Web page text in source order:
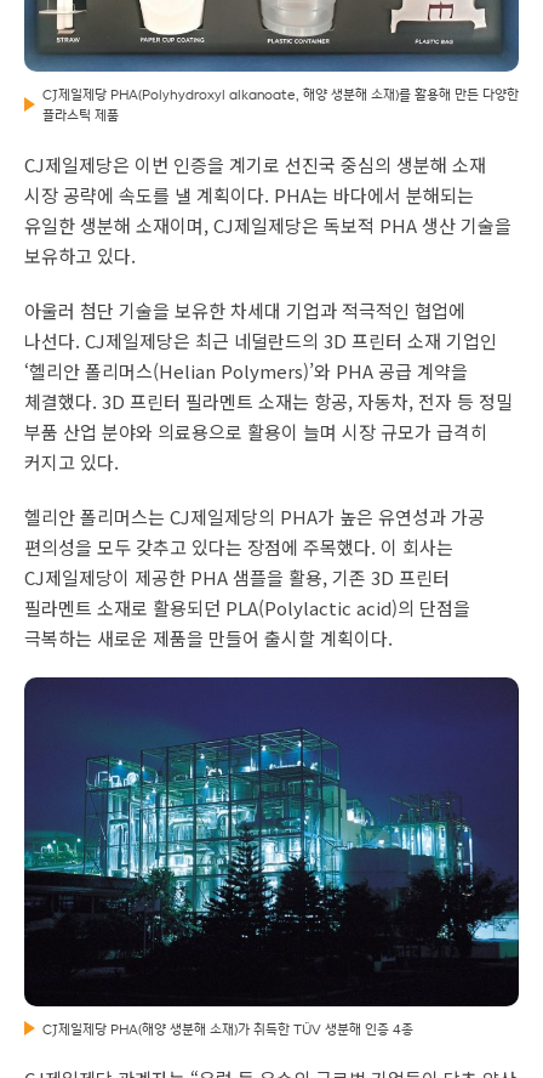
CJ제일제당 PHA(Polyhydroxyl alkanoate, 해양 생분해 소재)를 활용해 만든 다양한
플라스틱 제품
CJ제일제당은 이번 인증을 계기로 선진국 중심의 생분해 소재
시장 공략에 속도를 낼 계획이다. PHA는 바다에서 분해되는
유일한 생분해 소재이며, CJ제일제당은 독보적 PHA 생산 기술을
보유하고 있다.
아울러 첨단 기술을 보유한 차세대 기업과 적극적인 협업에
나선다. CJ제일제당은 최근 네덜란드의 3D 프린터 소재 기업인
‘헬리안 폴리머스(Helian Polymers)’와 PHA 공급 계약을
체결했다. 3D 프린터 필라멘트 소재는 항공, 자동차, 전자 등 정밀
부품 산업 분야와 의료용으로 활용이 늘며 시장 규모가 급격히
커지고 있다.
헬리안 폴리머스는 CJ제일제당의 PHA가 높은 유연성과 가공
편의성을 모두 갖추고 있다는 장점에 주목했다. 이 회사는
CJ제일제당이 제공한 PHA 샘플을 활용, 기존 3D 프린터
필라멘트 소재로 활용되던 PLA(Polylactic acid)의 단점을
극복하는 새로운 제품을 만들어 출시할 계획이다.
CJ제일제당 PHA(해양 생분해 소재)가 취득한 TÜV 생분해 인증 4종